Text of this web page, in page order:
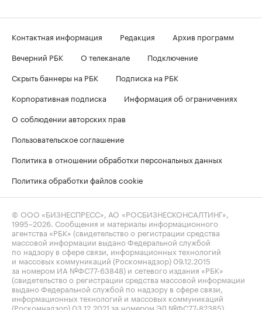
Контактная информация Редакция
Архив программ
Вечерний РБК
О телеканале
Подключение
Скрыть баннеры на РБК
Подписка на РБК
Корпоративная подписка
Информация об ограничениях
О соблюдении авторских прав
Пользовательское соглашение
Политика в отношении обработки персональных данных
Политика обработки файлов cookie
© ООО «БИЗНЕСПРЕСС», АО «РОСБИЗНЕСКОНСАЛТИНГ»,
1995–2026 . Сообщения и материалы информационного
агентства «РБК» (свидетельство о регистрации средства
массовой информации выдано Федеральной службой
по надзору в сфере связи, информационных технологий
и массовых коммуникаций (Роскомнадзор) 09.12.2015
за номером ИА №ФС77-63848) и сетевого издания «РБК»
(свидетельство о регистрации средства массовой информации
выдано Федеральной службой по надзору в сфере связи,
информационных технологий и массовых коммуникаций
(Роскомнадзор) 03.12.2021 за номером ЭЛ №ФС77-82385)